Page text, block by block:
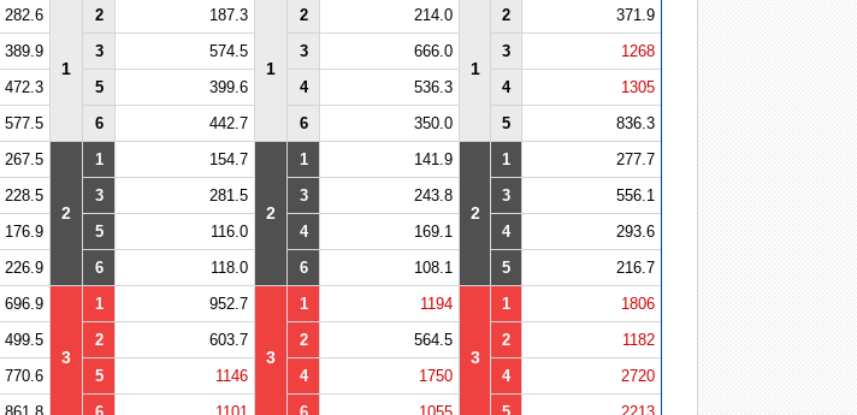
282.6
1
2 187.3
1
2 214.0
1
2
371.9
389.9 3 574.5 3 666.0 3
1268
472.3 5 399.6 4 536.3 4
1305
577.5 6 442.7 6 350.0 5 836.3
267.5
2
1 154.7
2
1 141.9
2
1
277.7
228.5 3 281.5 3 243.8 3
556.1
176.9 5 116.0 4 169.1 4
293.6
226.9 6 118.0 6 108.1 5 216.7
696.9
3
1 952.7
3
1 1194
3
1
1806
499.5 2 603.7 2 564.5 2
1182
770.6 5 1146 4 1750 4
2720